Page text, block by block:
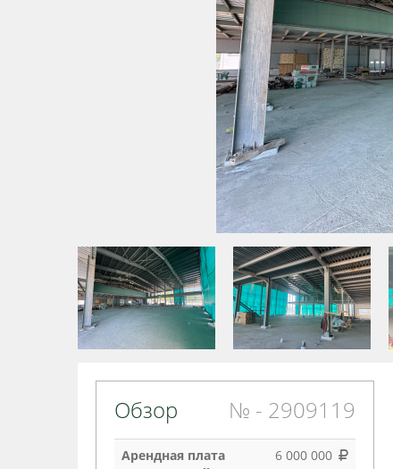
Обзор № - 2909119
Арендная плата
6 000 000